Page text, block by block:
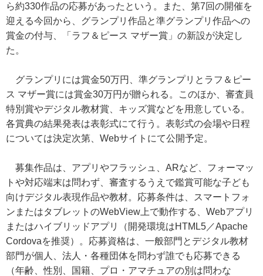
ら約330作品の応募があったという。また、第7回の開催を
迎える今回から、グランプリ作品と準グランプリ作品への
賞金の付与、「ラフ＆ピース マザー賞」の新設が決定し
た。
グランプリには賞金50万円、準グランプリとラフ＆ピー
ス マザー賞には賞金30万円が贈られる。このほか、審査員
特別賞やデジタル教材賞、キッズ賞などを用意している。
各賞典の結果発表は表彰式にて行う。表彰式の会場や日程
については決定次第、Webサイトにて公開予定。
募集作品は、アプリやフラッシュ、ARなど、フォーマッ
トや対応端末は問わず、審査するうえで鑑賞可能な子ども
向けデジタル表現作品や教材。応募条件は、スマートフォ
ンまたはタブレットのWebView上で動作する、Webアプリ
またはハイブリッドアプリ（開発環境はHTML5／Apache
Cordovaを推奨）。応募資格は、一般部門とデジタル教材
部門が個人、法人・各種団体を問わず誰でも応募できる
（年齢、性別、国籍、プロ・アマチュアの別は問わな